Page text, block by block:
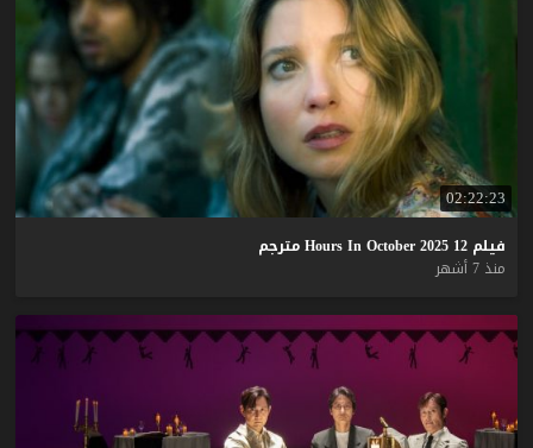
02:22:23
فيلم 12
Hours In October 2025
مترجم
منذ 7 أشهر